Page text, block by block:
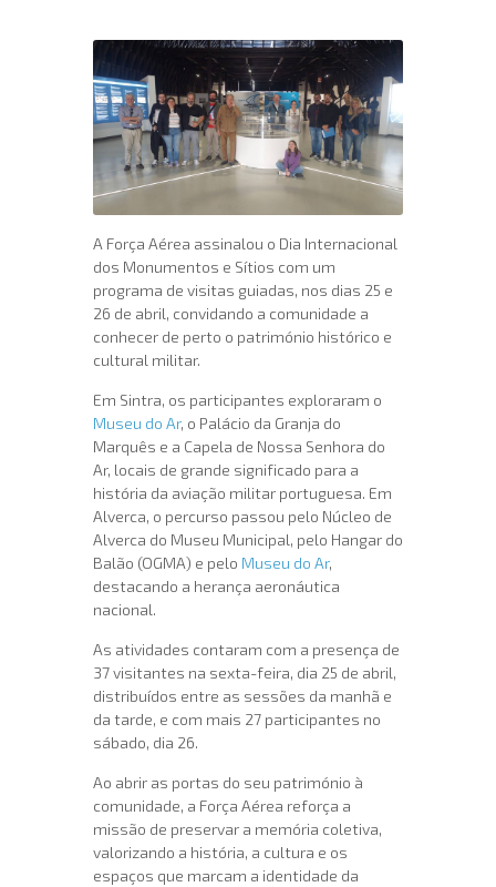
A Força Aérea assinalou o Dia Internacional
dos Monumentos e Sítios com um
programa de visitas guiadas, nos dias 25 e
26 de abril, convidando a comunidade a
conhecer de perto o património histórico e
cultural militar.
Em Sintra, os participantes exploraram o
Museu do Ar, o Palácio da Granja do
Marquês e a Capela de Nossa Senhora do
Ar, locais de grande significado para a
história da aviação militar portuguesa. Em
Alverca, o percurso passou pelo Núcleo de
Alverca do Museu Municipal, pelo Hangar do
Balão (OGMA) e pelo Museu do Ar,
destacando a herança aeronáutica
nacional.
As atividades contaram com a presença de
37 visitantes na sexta-feira, dia 25 de abril,
distribuídos entre as sessões da manhã e
da tarde, e com mais 27 participantes no
sábado, dia 26.
Ao abrir as portas do seu património à
comunidade, a Força Aérea reforça a
missão de preservar a memória coletiva,
valorizando a história, a cultura e os
espaços que marcam a identidade da